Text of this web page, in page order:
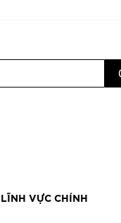
LĨNH VỰC CHÍNH